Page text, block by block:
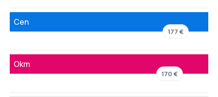
Сеп
177 €
Окт
170 €